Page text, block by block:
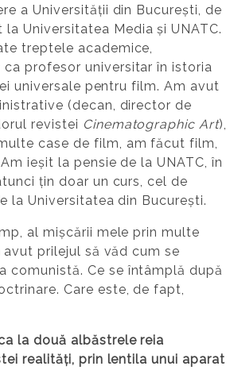
a Universității din București, de
Universitatea Media și UNATC.
treptele academice,
profesor universitar în istoria
universale pentru film. Am avut
(decan, director de
revistei Cinematographic Art),
case de film, am făcut film,
ieșit la pensie de la UNATC, în
țin doar un curs, cel de
la Universitatea din București.
al mișcării mele prin multe
prilejul să văd cum se
comunistă. Ce se întâmplă după
Care este, de fapt,
la două albăstrele reia
realități, prin lentila unui aparat